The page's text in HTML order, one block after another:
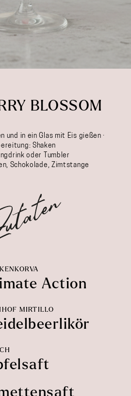
BLOSSOM
und in ein Glas mit Eis gießen ·
Shaken
oder Tumbler
Schokolade, Zimtstange
Action
MIRTILLO